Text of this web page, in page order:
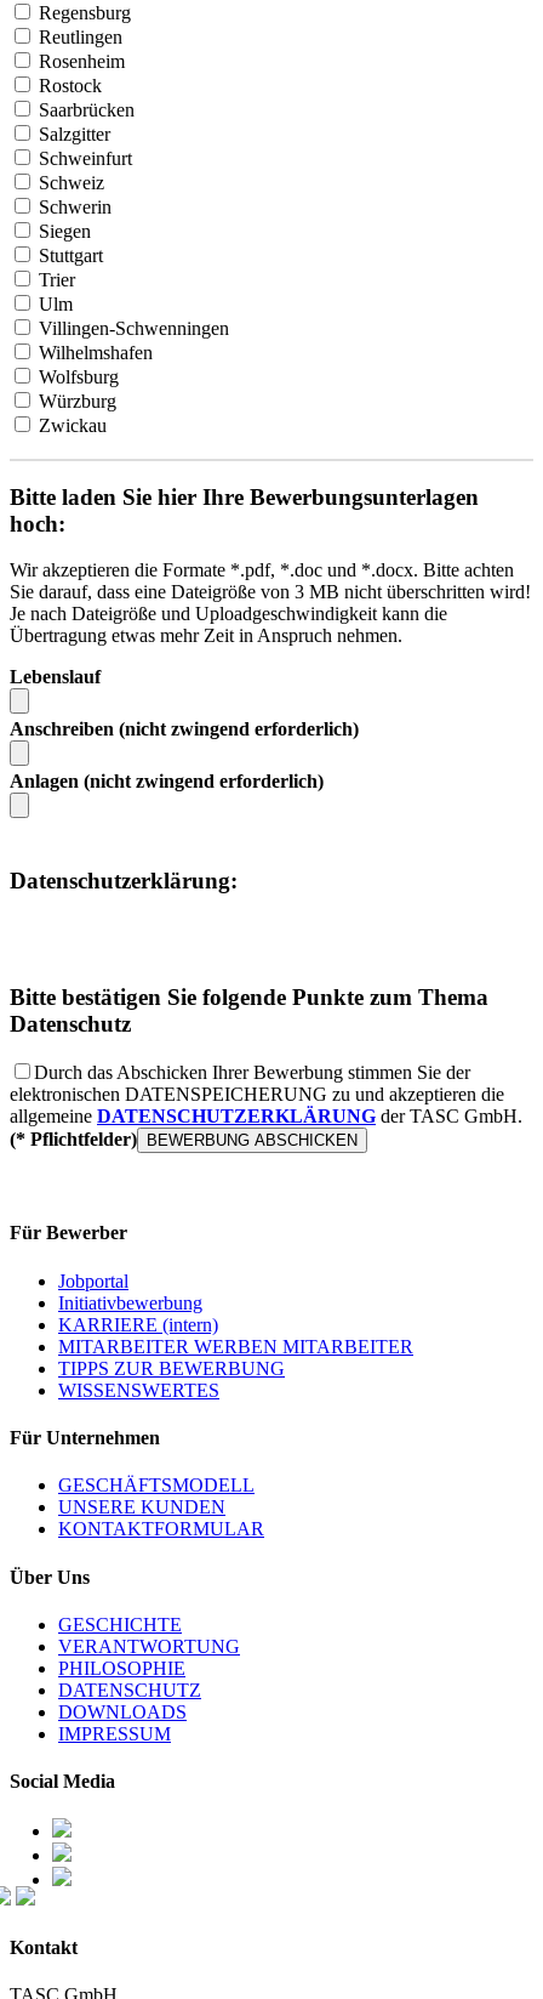
Regensburg
Reutlingen
Rosenheim
Rostock
Saarbrücken
Salzgitter
Schweinfurt
Schweiz
Schwerin
Siegen
Stuttgart
Trier
Ulm
Villingen-Schwenningen
Wilhelmshafen
Wolfsburg
Würzburg
Zwickau
Bitte laden Sie hier Ihre Bewerbungsunterlagen
hoch:
Wir akzeptieren die Formate *.pdf, *.doc und *.docx. Bitte achten
Sie darauf, dass eine Dateigröße von 3 MB nicht überschritten wird!
Je nach Dateigröße und Uploadgeschwindigkeit kann die
Übertragung etwas mehr Zeit in Anspruch nehmen.
Lebenslauf
Anschreiben (nicht zwingend erforderlich)
Anlagen (nicht zwingend erforderlich)
Datenschutzerklärung:
Bitte bestätigen Sie folgende Punkte zum Thema
Datenschutz
Durch das Abschicken Ihrer Bewerbung stimmen Sie der
elektronischen DATENSPEICHERUNG zu und akzeptieren die
allgemeine DATENSCHUTZERKLÄRUNG der TASC GmbH.
(* Pflichtfelder)
Für Bewerber
Jobportal
Initiativbewerbung
KARRIERE (intern)
MITARBEITER WERBEN MITARBEITER
TIPPS ZUR BEWERBUNG
WISSENSWERTES
Für Unternehmen
GESCHÄFTSMODELL
UNSERE KUNDEN
KONTAKTFORMULAR
Über Uns
GESCHICHTE
VERANTWORTUNG
PHILOSOPHIE
DATENSCHUTZ
DOWNLOADS
IMPRESSUM
Social Media
Kontakt
TASC GmbH